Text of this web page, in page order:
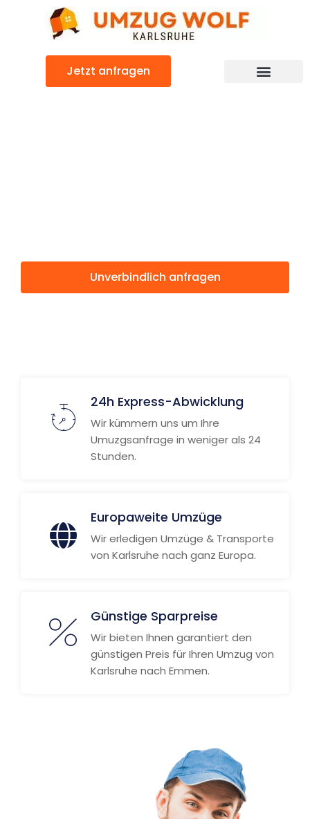
Jetzt anfragen
Unverbindlich anfragen
24h Express-Abwicklung
Wir kümmern uns um Ihre
Umuzgsanfrage in weniger als 24
Stunden.
Europaweite Umzüge
Wir erledigen Umzüge & Transporte
von Karlsruhe nach ganz Europa.
Günstige Sparpreise
Wir bieten Ihnen garantiert den
günstigen Preis für Ihren Umzug von
Karlsruhe nach Emmen.